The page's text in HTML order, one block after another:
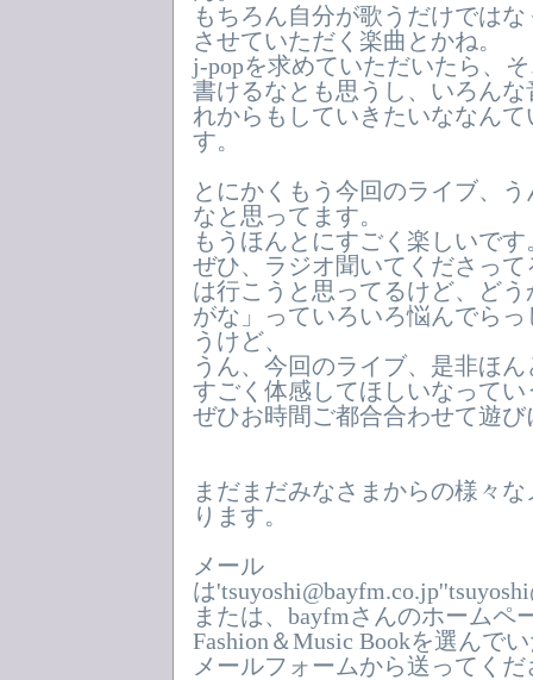
もちろん自分が歌うだけでは
させていただく楽曲とかね。
j-popを求めていただいたら、
書けるなとも思うし、いろん
れからもしていきたいななん
す。
とにかくもう今回のライブ、
なと思ってます。
もうほんとにすごく楽しいです
ぜひ、ラジオ聞いてくださっ
は行こうと思ってるけど、ど
がな」っていろいろ悩んでら
うけど、
うん、今回のライブ、是非ほ
すごく体感してほしいなって
ぜひお時間ご都合合わせて遊
まだまだみなさまからの様々
ります。
メール
は
または、bayfmさんのホームペ
Fashion＆Music Bookを選んで
メールフォームから送ってくだ